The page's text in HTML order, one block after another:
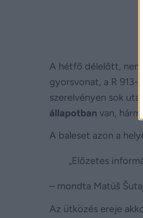
A hétfő délelőtt,
gyorsvonat, a R
szerelvényen sok
állapotban van,
A baleset azon a
„Előzetes
– mondta Matúš
Az ütközés ereje